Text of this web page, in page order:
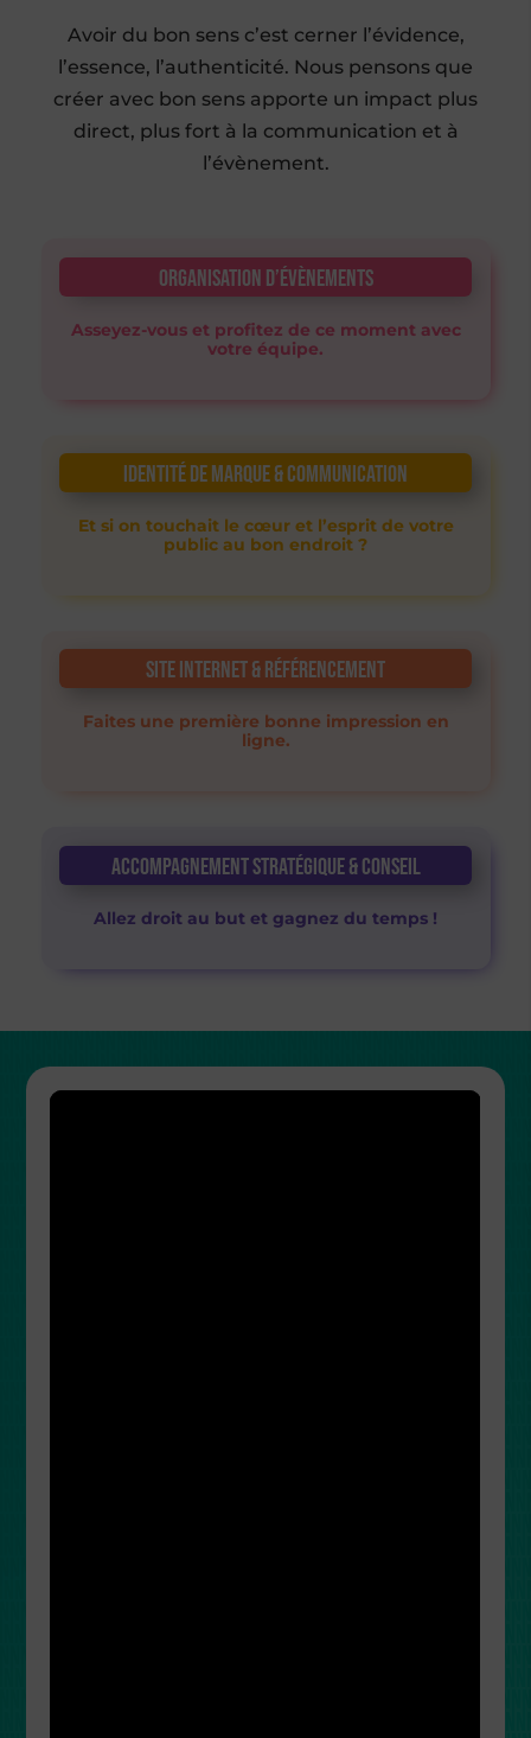
Avoir du bon sens c’est cerner l’évidence,
l’essence, l’authenticité. Nous pensons que
créer avec bon sens apporte un impact plus
direct, plus fort à la communication et à
l’évènement.
Organisation d’évènements
Asseyez-vous et profitez de ce moment avec
votre équipe.
Identité de marque & communication
Et si on touchait le cœur et l’esprit de votre
public au bon endroit ?
Site internet & référencement
Faites une première bonne impression en
ligne.
Accompagnement stratégique & conseil
Allez droit au but et gagnez du temps !